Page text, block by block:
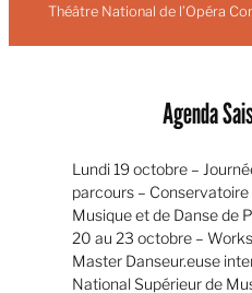
Théâtre National de l’Opéra
Agenda
Lundi 19 octobre –
parcours –
Musique et de Danse de
20 au 23 octobre –
Master Danseur.euse
National Supérieur de